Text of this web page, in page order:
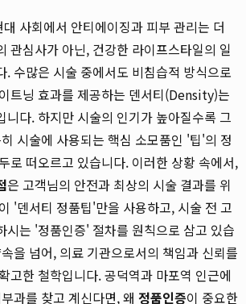
사회에서 안티에이징과 피부 관리는 더
관심사가 아닌, 건강한 라이프스타일의 일
. 수많은 시술 중에서도 비침습적 방식으로
트닝 효과를 제공하는 덴서티(Density)는
니다. 하지만 시술의 인기가 높아질수록 그
시술에 사용되는 핵심 소모품인 '팁'의 정
로 떠오르고 있습니다. 이러한 상황 속에서,
은 고객님의 안전과 최상의 시술 결과를 위
'덴서티 정품팁'만을 사용하고, 시술 전 고
시는 '정품인증' 절차를 원칙으로 삼고 있습
을 넘어, 의료 기관으로서의 책임과 신뢰를
고한 철학입니다. 공덕역과 마포역 인근에
과를 찾고 계신다면, 왜 정품인증이 중요한